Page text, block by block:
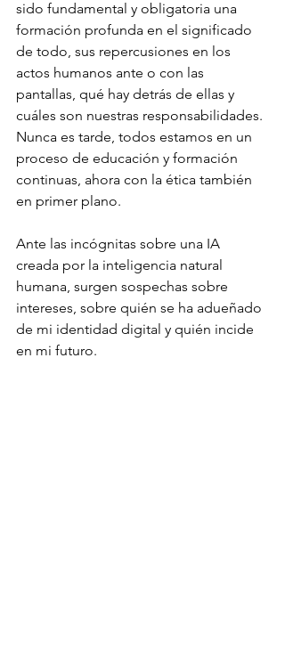
sido fundamental y obligatoria una
formación profunda en el significado
de todo, sus repercusiones en los
actos humanos ante o con las
pantallas, qué hay detrás de ellas y
cuáles son nuestras responsabilidades.
Nunca es tarde, todos estamos en un
proceso de educación y formación
continuas, ahora con la ética también
en primer plano.
Ante las incógnitas sobre una IA
creada por la inteligencia natural
humana, surgen sospechas sobre
intereses, sobre quién se ha adueñado
de mi identidad digital y quién incide
en mi futuro.